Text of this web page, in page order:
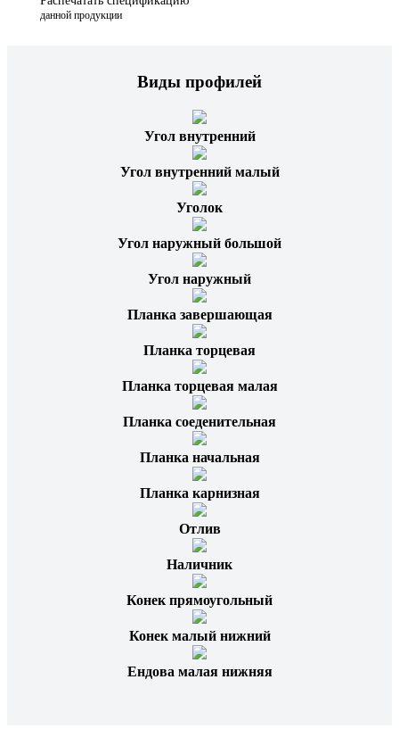
данной продукции
Виды профилей
Угол внутренний
Угол внутренний малый
Уголок
Угол наружный большой
Угол наружный
Планка завершающая
Планка торцевая
Планка торцевая малая
Планка соеденительная
Планка начальная
Планка карнизная
Отлив
Наличник
Конек прямоугольный
Конек малый нижний
Ендова малая нижняя